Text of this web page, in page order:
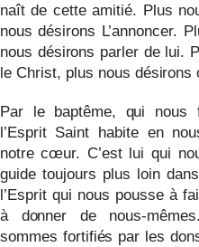
naît de cette amitié. Plus
nous désirons L’annoncer.
nous désirons parler de lui.
le Christ, plus nous
Par le baptême, qui
l’Esprit Saint habite en
notre cœur. C’est lui qui
guide toujours plus loin
l’Esprit qui nous pousse à
à donner de nous-
sommes fortifiés par les